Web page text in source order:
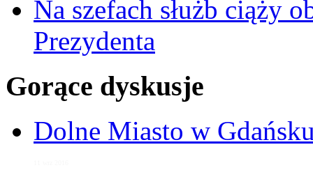
Na szefach służb ciąży
Prezydenta
Gorące dyskusje
Dolne Miasto w